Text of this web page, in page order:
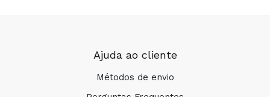
Ajuda ao cliente
Métodos de envio